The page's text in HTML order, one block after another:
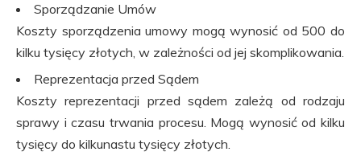
Sporządzanie Umów
Koszty sporządzenia umowy mogą wynosić od 500 do
kilku tysięcy złotych, w zależności od jej skomplikowania.
Reprezentacja przed Sądem
Koszty reprezentacji przed sądem zależą od rodzaju
sprawy i czasu trwania procesu. Mogą wynosić od kilku
tysięcy do kilkunastu tysięcy złotych.